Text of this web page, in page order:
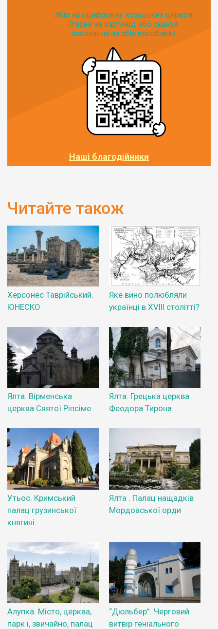
Збір на оцифровку козацьких церков
(тисни на картинці, або скануй
посилання на збір monobank):
Наші благодійники
Читайте також
Херсонес Таврійський.
ЮНЕСКО
Яке вино полюбляли
українці в XVIII столітті?
Ялта. Вірменська
церква Святої Ріпсіме
Ялта. Грецька церква
Феодора Тирона
Утьос. Кримський
палац грузинської
княгині
Ялта . Палац нащадків
Мордовської орди
Алупка. Місто, церква,
парк і, звичайно, палац
“Дюльбер”. Черговий
витвір геніального